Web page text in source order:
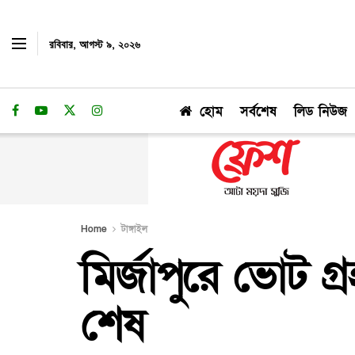
রবিবার, আগস্ট ৯, ২০২৬
হোম সর্বশেষ লিড নিউজ
Home টাঙ্গাইল
মির্জাপুরে ভোট
শেষ